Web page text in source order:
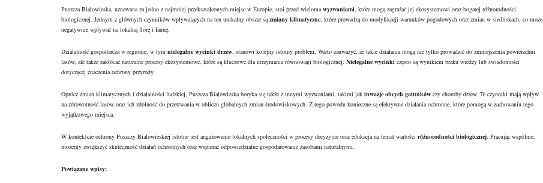
Puszcza Białowieska, uznawana za jedno z najmniej przekształconych miejsc w Europie, stoi przed wieloma wyzwaniami , które mogą zagrażać jej ekosystemowi oraz bogatej różnorodności
biologicznej. Jednym z głównych czynników wpływających na ten unikalny obszar są zmiany klimatyczne , które prowadzą do modyfikacji warunków pogodowych oraz zmian w siedliskach, co może
negatywnie wpływać na lokalną florę i faunę.
Działalność gospodarcza w regionie, w tym nielegalne wycinki drzew , stanowi kolejny istotny problem. Warto zauważyć, że takie działania mogą nie tylko prowadzić do zmniejszenia powierzchni
lasów, ale także zakłócać naturalne procesy ekosystemowe, które są kluczowe dla utrzymania równowagi biologicznej. Nielegalne wycinki często są wynikiem braku wiedzy lub świadomości
dotyczącej znaczenia ochrony przyrody.
Oprócz zmian klimatycznych i działalności ludzkiej, Puszcza Białowieska boryka się także z innymi wyzwaniami, takimi jak inwazje obcych gatunków czy choroby drzew. Te czynniki mają wpływ
na zdrowotność lasów oraz ich zdolność do przetrwania w obliczu globalnych zmian środowiskowych. Z tego powodu konieczne są efektywne działania ochronne, które pomogą w zachowaniu tego
wyjątkowego miejsca.
W kontekście ochrony Puszczy Białowieskiej istotne jest angażowanie lokalnych społeczności w procesy decyzyjne oraz edukacja na temat wartości różnorodności biologicznej . Pracując wspólnie,
możemy zwiększyć skuteczność działań ochronnych oraz wspierać odpowiedzialne gospodarowanie zasobami naturalnymi.
Powiązane wpisy: